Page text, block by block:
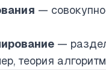
—
—
теория